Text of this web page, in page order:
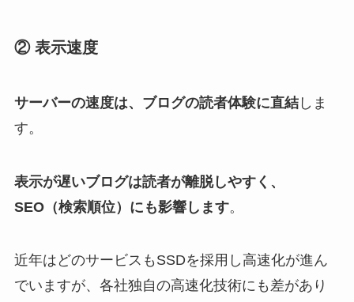
② 表示速度
サーバーの速度は、ブログの読者体験に直結しま
す。
表示が遅いブログは読者が離脱しやすく、
SEO（検索順位）にも影響します。
近年はどのサービスもSSDを採用し高速化が進ん
でいますが、各社独自の高速化技術にも差があり